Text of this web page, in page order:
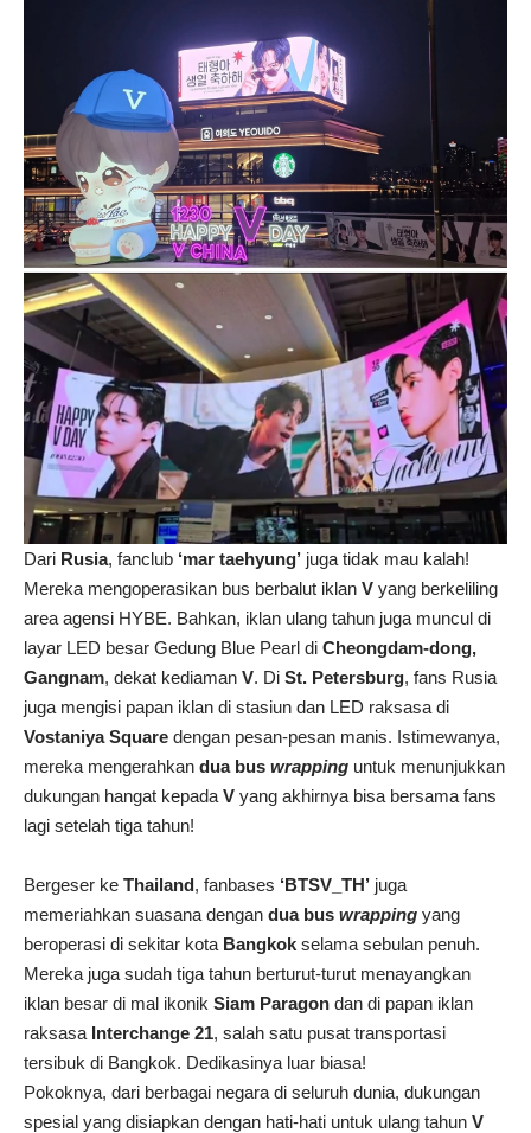
Dari Rusia, fanclub ‘mar taehyung’ juga tidak mau kalah!
Mereka mengoperasikan bus berbalut iklan V yang berkeliling
area agensi HYBE. Bahkan, iklan ulang tahun juga muncul di
layar LED besar Gedung Blue Pearl di Cheongdam-dong,
Gangnam, dekat kediaman V. Di St. Petersburg, fans Rusia
juga mengisi papan iklan di stasiun dan LED raksasa di
Vostaniya Square dengan pesan-pesan manis. Istimewanya,
mereka mengerahkan dua bus wrapping untuk menunjukkan
dukungan hangat kepada V yang akhirnya bisa bersama fans
lagi setelah tiga tahun!
Bergeser ke Thailand, fanbases ‘BTSV_TH’ juga
memeriahkan suasana dengan dua bus wrapping yang
beroperasi di sekitar kota Bangkok selama sebulan penuh.
Mereka juga sudah tiga tahun berturut-turut menayangkan
iklan besar di mal ikonik Siam Paragon dan di papan iklan
raksasa Interchange 21, salah satu pusat transportasi
tersibuk di Bangkok. Dedikasinya luar biasa!
Pokoknya, dari berbagai negara di seluruh dunia, dukungan
spesial yang disiapkan dengan hati-hati untuk ulang tahun V